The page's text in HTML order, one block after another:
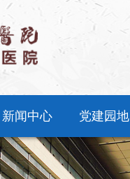
新闻中心 党建园地